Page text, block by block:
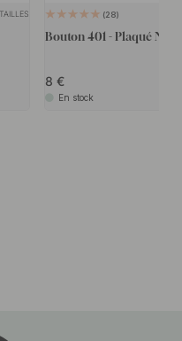
28
Bouton 401 - Plaqué
8
En stock